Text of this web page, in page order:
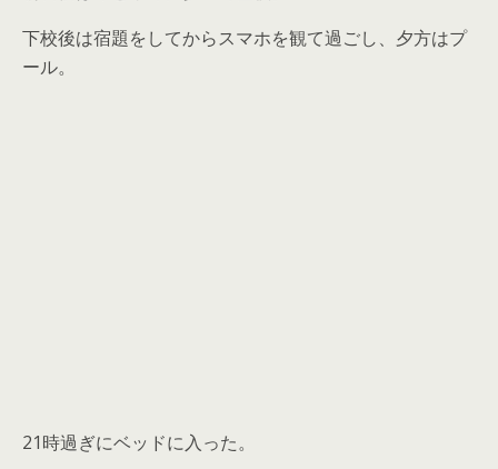
下校後は宿題をしてからスマホを観て過ごし、夕方はプ
ール。
21時過ぎにベッドに入った。